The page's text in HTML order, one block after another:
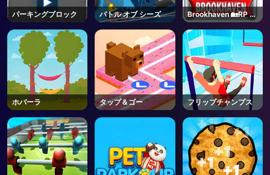
パーキングブロック バトル オブ シーズ
Brookhaven 🏡RP -
Roblox
ホバーラ タップ＆ゴー フリップチャンプス